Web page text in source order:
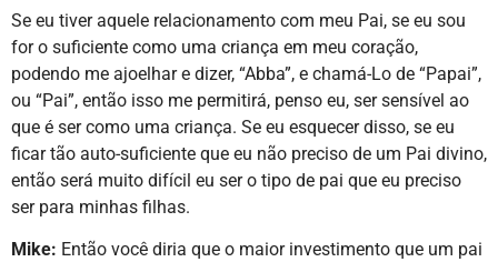
Se eu tiver aquele relacionamento com meu Pai, se eu sou
for o suficiente como uma criança em meu coração,
podendo me ajoelhar e dizer, “Abba”, e chamá-Lo de “Papai”,
ou “Pai”, então isso me permitirá, penso eu, ser sensível ao
que é ser como uma criança. Se eu esquecer disso, se eu
ficar tão auto-suficiente que eu não preciso de um Pai divino,
então será muito difícil eu ser o tipo de pai que eu preciso
ser para minhas filhas.
Mike: Então você diria que o maior investimento que um pai